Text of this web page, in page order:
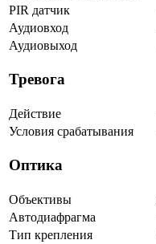
PIR датчик
Аудиовход
Аудиовыход
Тревога
Действие
Условия срабатывания
Оптика
Объективы
Автодиафрагма
Тип крепления